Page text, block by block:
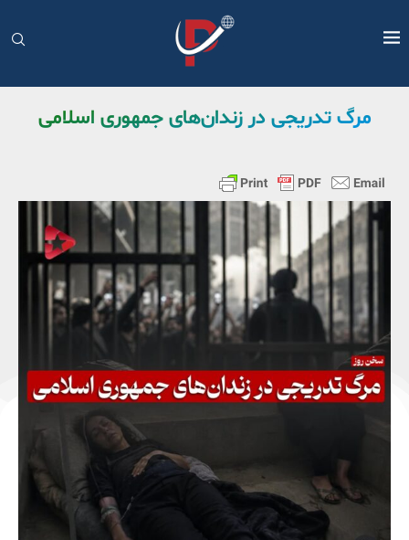
مرگ تدریجی در زندان‌های جمهوری اسلامی